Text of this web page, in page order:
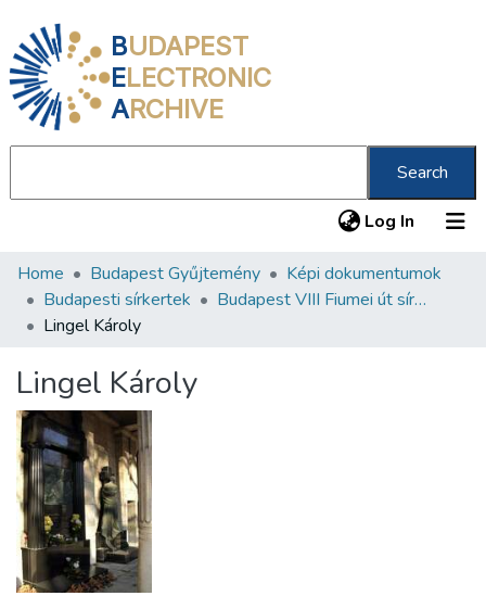
BUDAPEST
ELECTRONIC
ARCHIVE
Search
Log In (current)
Communities & Collections
All of DSpace
About us
Home Budapest Gyűjtemény
Képi dokumentumok
Budapesti sírkertek
Budapest VIII Fiumei út sírkert 3. rész
Lingel Károly
Lingel Károly